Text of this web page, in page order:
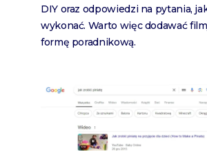
DIY oraz odpowiedzi na pytania,
wykonać. Warto więc dodawać
formę poradnikową.